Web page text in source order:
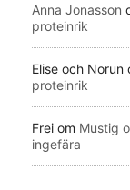
Anna Jonasson
proteinrik
Elise och Norun
proteinrik
Frei om Mustig
ingefära